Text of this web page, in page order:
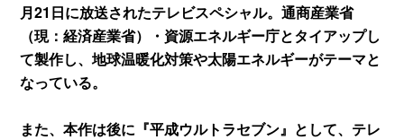
月21日に放送されたテレビスペシャル。通商産業省
（現：経済産業省）・資源エネルギー庁とタイアップし
て製作し、地球温暖化対策や太陽エネルギーがテーマと
なっている。
また、本作は後に『平成ウルトラセブン』として、テレ